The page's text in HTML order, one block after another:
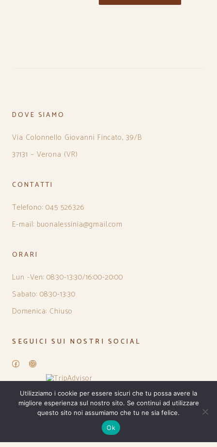
DOVE SIAMO
Via Colonnello Giovanni Fincato, 39/B
37131 – Verona (VR)
CONTATTI
Telefono: 045 526326
E-mail: buonalessinia@gmail.com
ORARI
Lun -Ven: 08:30-13:30/16:00-20:00
Sabato: 08:30-13:30
Domenica: Chiuso
SEGUICI SUI NOSTRI SOCIAL
FacebookInstagram
PRIVACY POLICY
Utilizziamo i cookie per essere sicuri che tu possa avere la
migliore esperienza sul nostro sito. Se continui ad utilizzare
questo sito noi assumiamo che tu ne sia felice.
Ok